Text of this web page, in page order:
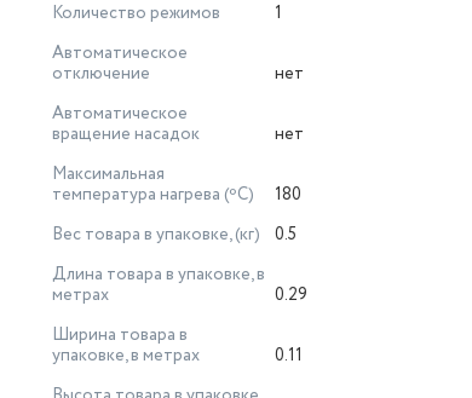
Количество режимов
1
Автоматическое
отключение
нет
Автоматическое
вращение насадок
нет
Максимальная
температура нагрева (ºС)
180
Вес товара в упаковке, (кг)
0.5
Длина товара в упаковке, в
метрах
0.29
Ширина товара в
упаковке, в метрах
0.11